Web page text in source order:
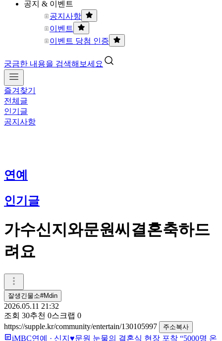
공지 & 이벤트
공지사항
이벤트
이벤트 당첨 인증
궁금한 내용을 검색해보세요
즐겨찾기
전체글
인기글
공지사항
연예
인기글
가수신지와문원씨결혼축하드
려요
잘생긴물소#Mdin
2026.05.11 21:32
조회 30추천 0스크랩 0
https://supple.kr/community/entertain/130105997
주소복사
iMBC연예 · 신지♥문원 눈물의 결혼식 현장 포착 “5000명 온